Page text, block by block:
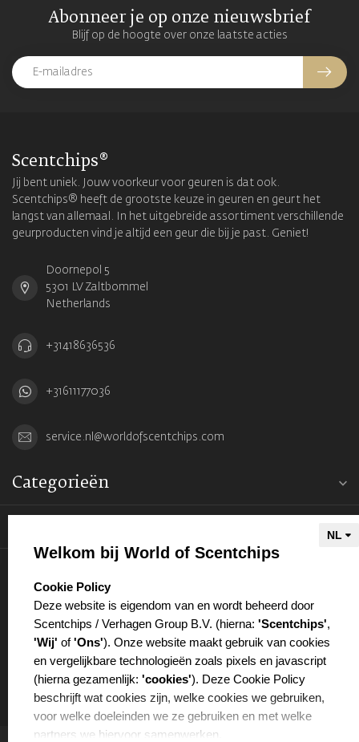
Abonneer je op onze nieuwsbrief
Blijf op de hoogte over onze laatste acties
Scentchips®
Jij bent uniek. Jouw voorkeur voor geuren is dat ook.
Scentchips® heeft de grootste keuze in geuren en geurt het
langst van allemaal. In het uitgebreide assortiment verschillende
geurproducten vind je altijd een geur die bij je past. Geniet!
Doornepol 5
5301 LV Zaltbommel
Netherlands
+31418636536
+31611177036
service.nl@worldofscentchips.com
Categorieën
Welkom bij World of Scentchips
select language
Cookie Policy
Deze website is eigendom van en wordt beheerd door
Scentchips / Verhagen Group B.V. (hierna: 'Scentchips',
'Wij' of'Ons'). Onze website maakt gebruik van cookies
en vergelijkbare technologieën zoals pixels en javascript
(hierna gezamenlijk: 'cookies'). Deze Cookie Policy
beschrijft wat cookies zijn, welke cookies we gebruiken,
voor welke doeleinden we ze gebruiken en met welke
partners we hiervoor samenwerken.